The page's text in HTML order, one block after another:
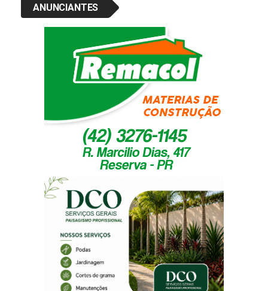
ANUNCIANTES